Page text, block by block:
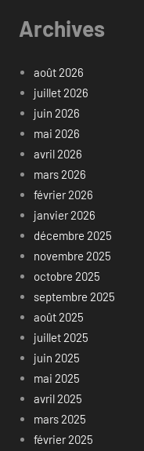
Archives
août 2026
juillet 2026
juin 2026
mai 2026
avril 2026
mars 2026
février 2026
janvier 2026
décembre 2025
novembre 2025
octobre 2025
septembre 2025
août 2025
juillet 2025
juin 2025
mai 2025
avril 2025
mars 2025
février 2025